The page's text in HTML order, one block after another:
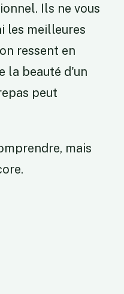
Ils ne vous
les meilleures
ressent en
la beauté d'un
peut
mais